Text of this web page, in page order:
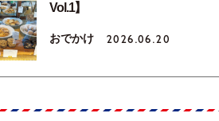
Vol.1】
おでかけ 2026.06.20